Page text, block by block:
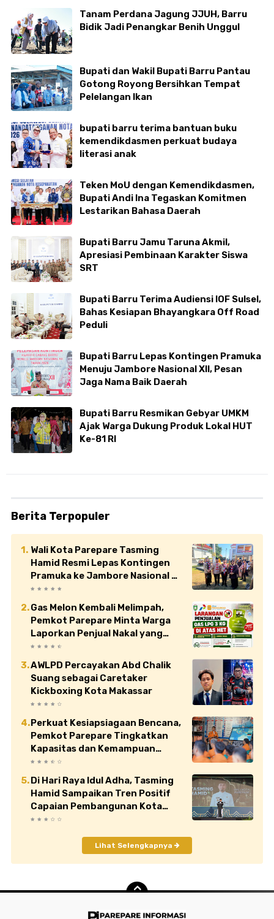
Tanam Perdana Jagung JJUH, Barru
Bidik Jadi Penangkar Benih Unggul
Bupati dan Wakil Bupati Barru Pantau
Gotong Royong Bersihkan Tempat
Pelelangan Ikan
bupati barru terima bantuan buku
kemendikdasmen perkuat budaya
literasi anak
Teken MoU dengan Kemendikdasmen,
Bupati Andi Ina Tegaskan Komitmen
Lestarikan Bahasa Daerah
Bupati Barru Jamu Taruna Akmil,
Apresiasi Pembinaan Karakter Siswa
SRT
Bupati Barru Terima Audiensi IOF Sulsel,
Bahas Kesiapan Bhayangkara Off Road
Peduli
Bupati Barru Lepas Kontingen Pramuka
Menuju Jambore Nasional XII, Pesan
Jaga Nama Baik Daerah
Bupati Barru Resmikan Gebyar UMKM
Ajak Warga Dukung Produk Lokal HUT
Ke-81 RI
Berita Terpopuler
Wali Kota Parepare Tasming
Hamid Resmi Lepas Kontingen
Pramuka ke Jambore Nasional XII
di Cibubur
Gas Melon Kembali Melimpah,
Pemkot Parepare Minta Warga
Laporkan Penjual Nakal yang
Jual di Atas HET
AWLPD Percayakan Abd Chalik
Suang sebagai Caretaker
Kickboxing Kota Makassar
Perkuat Kesiapsiagaan Bencana,
Pemkot Parepare Tingkatkan
Kapasitas dan Kemampuan
Manajerial TRC BPBD
Di Hari Raya Idul Adha, Tasming
Hamid Sampaikan Tren Positif
Capaian Pembangunan Kota
Parepare
Lihat Selengkapnya